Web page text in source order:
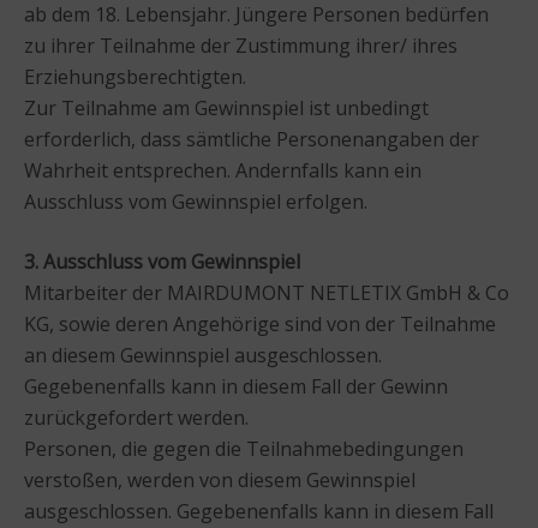
ab dem 18. Lebensjahr. Jüngere Personen bedürfen
zu ihrer Teilnahme der Zustimmung ihrer/ ihres
Erziehungsberechtigten.
Zur Teilnahme am Gewinnspiel ist unbedingt
erforderlich, dass sämtliche Personenangaben der
Wahrheit entsprechen. Andernfalls kann ein
Ausschluss vom Gewinnspiel erfolgen.
3. Ausschluss vom Gewinnspiel
Mitarbeiter der MAIRDUMONT NETLETIX GmbH & Co
KG, sowie deren Angehörige sind von der Teilnahme
an diesem Gewinnspiel ausgeschlossen.
Gegebenenfalls kann in diesem Fall der Gewinn
zurückgefordert werden.
Personen, die gegen die Teilnahmebedingungen
verstoßen, werden von diesem Gewinnspiel
ausgeschlossen. Gegebenenfalls kann in diesem Fall